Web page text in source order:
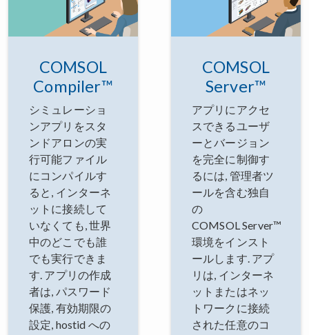
COMSOL
Compiler™
シミュレーショ
ンアプリをスタ
ンドアロンの実
行可能ファイル
にコンパイルす
ると, インターネ
ットに接続して
いなくても, 世界
中のどこでも誰
でも実行できま
す. アプリの作成
者は, パスワード
保護, 有効期限の
設定, hostid への
COMSOL
Server™
アプリにアクセ
スできるユーザ
ーとバージョン
を完全に制御す
るには, 管理者ツ
ールを含む独自
の
COMSOL Server™
環境をインスト
ールします. アプ
リは, インターネ
ットまたはネッ
トワークに接続
された任意のコ